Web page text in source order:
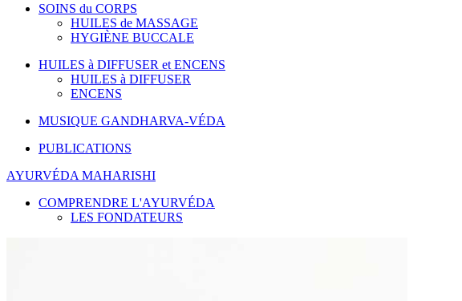
SOINS du CORPS
HUILES de MASSAGE
HYGIÈNE BUCCALE
HUILES à DIFFUSER et ENCENS
HUILES à DIFFUSER
ENCENS
MUSIQUE GANDHARVA-VÉDA
PUBLICATIONS
AYURVÉDA MAHARISHI
COMPRENDRE L'AYURVÉDA
LES FONDATEURS